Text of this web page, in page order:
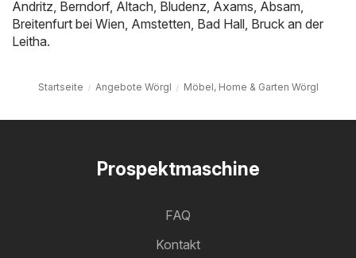
Andritz Berndorf, Altach Bludenz Axams Absam
Breitenfurt bei Wien Amstetten Bad Hall Bruck an der
Leitha.
Startseite Angebote Wörgl Möbel, Home & Garten Wörgl
Prospektmaschine
FAQ
Kontakt